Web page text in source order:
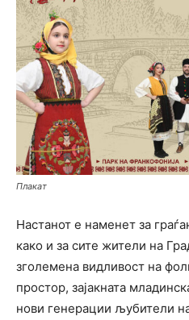
Плакат
Настанот е наменет за
како и за сите жители на
зголемена видливост на
простор, зајакната
нови генерации љубители